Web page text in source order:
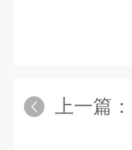
上一篇：